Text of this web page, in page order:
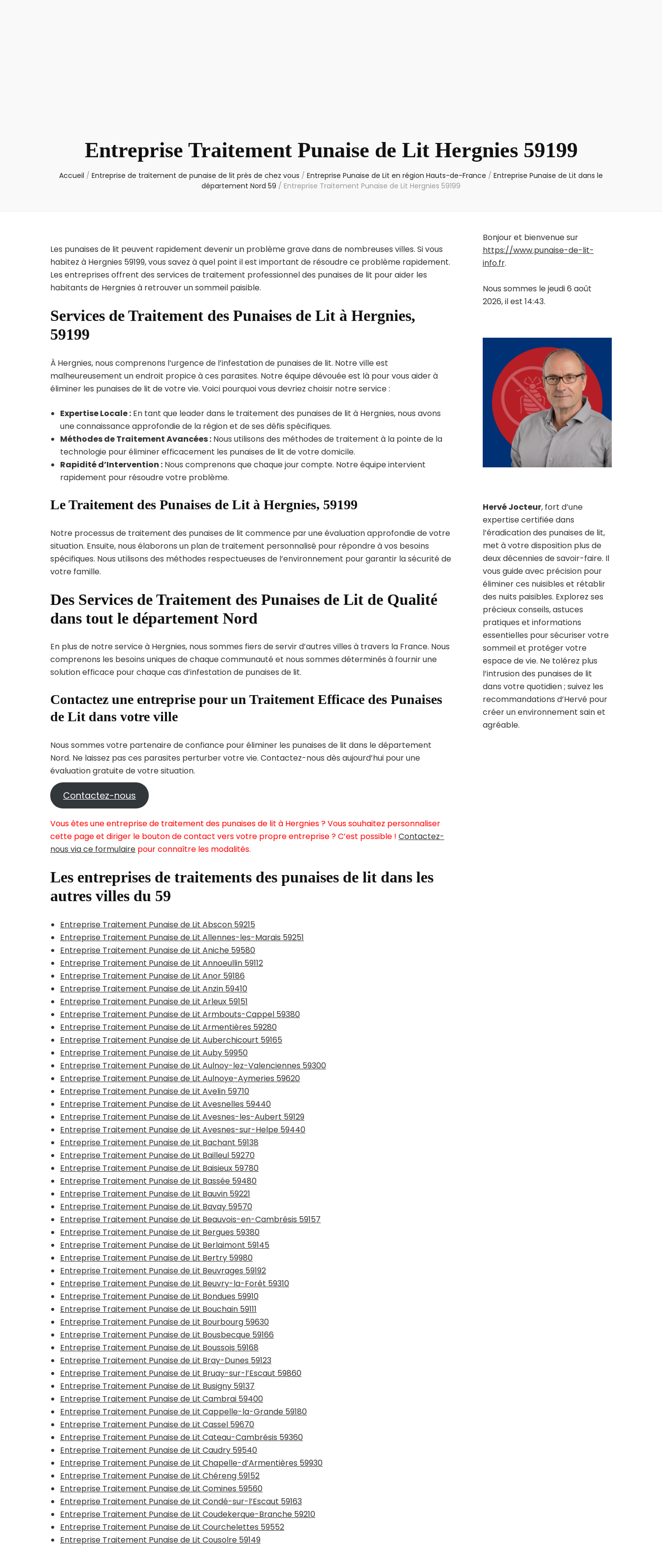
Entreprise Traitement Punaise de Lit Hergnies 59199
Accueil / Entreprise de traitement de punaise de lit près de chez vous / Entreprise Punaise de Lit en région Hauts-de-France / Entreprise Punaise de Lit dans le
département Nord 59 / Entreprise Traitement Punaise de Lit Hergnies 59199
Les punaises de lit peuvent rapidement devenir un problème grave dans de nombreuses villes. Si vous
habitez à Hergnies 59199, vous savez à quel point il est important de résoudre ce problème rapidement.
Les entreprises offrent des services de traitement professionnel des punaises de lit pour aider les
habitants de Hergnies à retrouver un sommeil paisible.
Services de Traitement des Punaises de Lit à Hergnies,
59199
À Hergnies, nous comprenons l’urgence de l’infestation de punaises de lit. Notre ville est
malheureusement un endroit propice à ces parasites. Notre équipe dévouée est là pour vous aider à
éliminer les punaises de lit de votre vie. Voici pourquoi vous devriez choisir notre service :
Expertise Locale : En tant que leader dans le traitement des punaises de lit à Hergnies, nous avons
une connaissance approfondie de la région et de ses défis spécifiques.
Méthodes de Traitement Avancées : Nous utilisons des méthodes de traitement à la pointe de la
technologie pour éliminer efficacement les punaises de lit de votre domicile.
Rapidité d’Intervention : Nous comprenons que chaque jour compte. Notre équipe intervient
rapidement pour résoudre votre problème.
Le Traitement des Punaises de Lit à Hergnies, 59199
Notre processus de traitement des punaises de lit commence par une évaluation approfondie de votre
situation. Ensuite, nous élaborons un plan de traitement personnalisé pour répondre à vos besoins
spécifiques. Nous utilisons des méthodes respectueuses de l’environnement pour garantir la sécurité de
votre famille.
Des Services de Traitement des Punaises de Lit de Qualité
dans tout le département Nord
En plus de notre service à Hergnies, nous sommes fiers de servir d’autres villes à travers la France. Nous
comprenons les besoins uniques de chaque communauté et nous sommes déterminés à fournir une
solution efficace pour chaque cas d’infestation de punaises de lit.
Contactez une entreprise pour un Traitement Efficace des Punaises
de Lit dans votre ville
Nous sommes votre partenaire de confiance pour éliminer les punaises de lit dans le département
Nord. Ne laissez pas ces parasites perturber votre vie. Contactez-nous dès aujourd’hui pour une
évaluation gratuite de votre situation.
Contactez-nous
Vous êtes une entreprise de traitement des punaises de lit à Hergnies ? Vous souhaitez personnaliser
cette page et diriger le bouton de contact vers votre propre entreprise ? C’est possible ! Contactez-
nous via ce formulaire pour connaître les modalités.
Les entreprises de traitements des punaises de lit dans les
autres villes du 59
Entreprise Traitement Punaise de Lit Abscon 59215
Entreprise Traitement Punaise de Lit Allennes-les-Marais 59251
Entreprise Traitement Punaise de Lit Aniche 59580
Entreprise Traitement Punaise de Lit Annoeullin 59112
Entreprise Traitement Punaise de Lit Anor 59186
Entreprise Traitement Punaise de Lit Anzin 59410
Entreprise Traitement Punaise de Lit Arleux 59151
Entreprise Traitement Punaise de Lit Armbouts-Cappel 59380
Entreprise Traitement Punaise de Lit Armentières 59280
Entreprise Traitement Punaise de Lit Auberchicourt 59165
Entreprise Traitement Punaise de Lit Auby 59950
Entreprise Traitement Punaise de Lit Aulnoy-lez-Valenciennes 59300
Entreprise Traitement Punaise de Lit Aulnoye-Aymeries 59620
Entreprise Traitement Punaise de Lit Avelin 59710
Entreprise Traitement Punaise de Lit Avesnelles 59440
Entreprise Traitement Punaise de Lit Avesnes-les-Aubert 59129
Entreprise Traitement Punaise de Lit Avesnes-sur-Helpe 59440
Entreprise Traitement Punaise de Lit Bachant 59138
Entreprise Traitement Punaise de Lit Bailleul 59270
Entreprise Traitement Punaise de Lit Baisieux 59780
Entreprise Traitement Punaise de Lit Bassée 59480
Entreprise Traitement Punaise de Lit Bauvin 59221
Entreprise Traitement Punaise de Lit Bavay 59570
Entreprise Traitement Punaise de Lit Beauvois-en-Cambrésis 59157
Entreprise Traitement Punaise de Lit Bergues 59380
Entreprise Traitement Punaise de Lit Berlaimont 59145
Entreprise Traitement Punaise de Lit Bertry 59980
Entreprise Traitement Punaise de Lit Beuvrages 59192
Entreprise Traitement Punaise de Lit Beuvry-la-Forêt 59310
Entreprise Traitement Punaise de Lit Bondues 59910
Entreprise Traitement Punaise de Lit Bouchain 59111
Entreprise Traitement Punaise de Lit Bourbourg 59630
Entreprise Traitement Punaise de Lit Bousbecque 59166
Entreprise Traitement Punaise de Lit Boussois 59168
Entreprise Traitement Punaise de Lit Bray-Dunes 59123
Entreprise Traitement Punaise de Lit Bruay-sur-l’Escaut 59860
Entreprise Traitement Punaise de Lit Busigny 59137
Entreprise Traitement Punaise de Lit Cambrai 59400
Entreprise Traitement Punaise de Lit Cappelle-la-Grande 59180
Entreprise Traitement Punaise de Lit Cassel 59670
Entreprise Traitement Punaise de Lit Cateau-Cambrésis 59360
Entreprise Traitement Punaise de Lit Caudry 59540
Entreprise Traitement Punaise de Lit Chapelle-d’Armentières 59930
Entreprise Traitement Punaise de Lit Chéreng 59152
Entreprise Traitement Punaise de Lit Comines 59560
Entreprise Traitement Punaise de Lit Condé-sur-l’Escaut 59163
Entreprise Traitement Punaise de Lit Coudekerque-Branche 59210
Entreprise Traitement Punaise de Lit Courchelettes 59552
Entreprise Traitement Punaise de Lit Cousolre 59149
Bonjour et bienvenue sur
https://www.punaise-de-lit-
info.fr.
Nous sommes le jeudi 6 août
2026, il est 14:43.
Hervé Jocteur, fort d’une
expertise certifiée dans
l’éradication des punaises de lit,
met à votre disposition plus de
deux décennies de savoir-faire. Il
vous guide avec précision pour
éliminer ces nuisibles et rétablir
des nuits paisibles. Explorez ses
précieux conseils, astuces
pratiques et informations
essentielles pour sécuriser votre
sommeil et protéger votre
espace de vie. Ne tolérez plus
l’intrusion des punaises de lit
dans votre quotidien ; suivez les
recommandations d’Hervé pour
créer un environnement sain et
agréable.